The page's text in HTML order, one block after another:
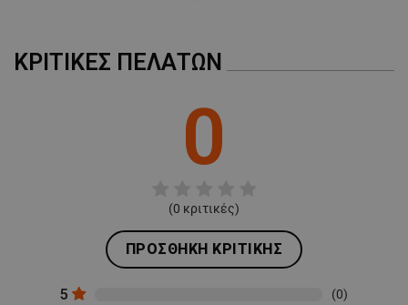
ΚΡΙΤΙΚΈΣ ΠΕΛΑΤΏΝ
0
(0 κριτικές)
ΠΡΟΣΘΉΚΗ ΚΡΙΤΙΚΉΣ
5 (0)